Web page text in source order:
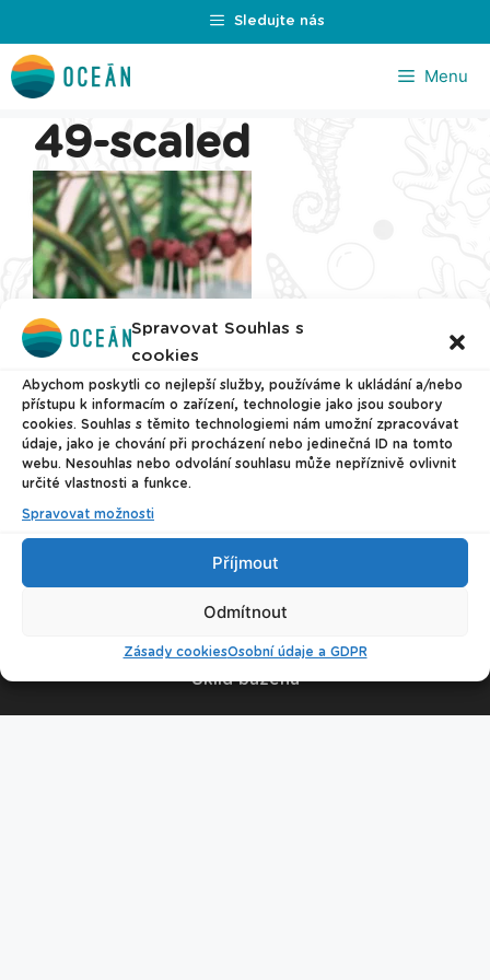
Spravovat Souhlas s
cookies
Abychom poskytli co nejlepší služby, používáme k ukládání a/nebo
přístupu k informacím o zařízení, technologie jako jsou soubory
cookies. Souhlas s těmito technologiemi nám umožní zpracovávat
údaje, jako je chování při procházení nebo jedinečná ID na tomto
webu. Nesouhlas nebo odvolání souhlasu může nepříznivě ovlivnit
určité vlastnosti a funkce.
Spravovat možnosti
Příjmout
Odmítnout
Zásady cookiesOsobní údaje a GDPR
na
obsah
Sledujte nás
Menu
49-scaled
© 2026 Plavecké centrum Oceán
Úklid bazénu